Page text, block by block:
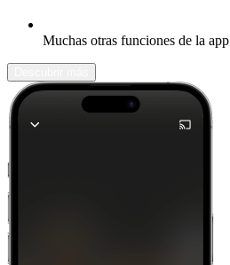
Muchas otras funciones de la app